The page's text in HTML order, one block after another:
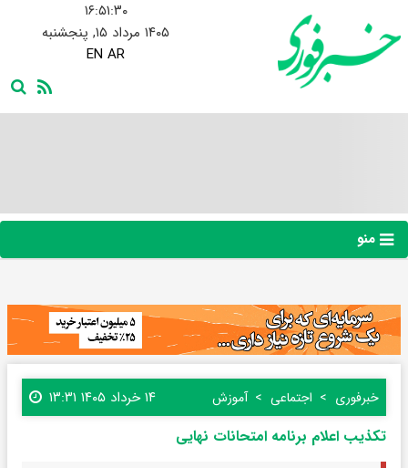
۱۶:۵۱:۳۱
۱۴۰۵ مرداد ۱۵, پنجشنبه
EN AR
منو
خبرفوری اجتماعی آموزش ۱۴ خرداد ۱۴۰۵ ۱۳:۳۱
تکذیب اعلام برنامه امتحانات نهایی